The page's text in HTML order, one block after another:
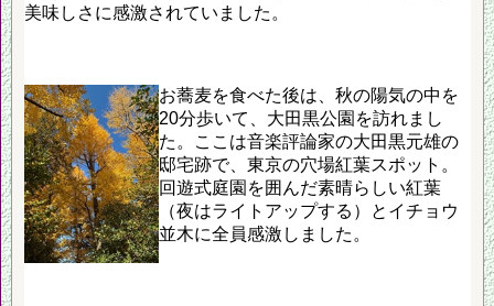
美味しさに感激されていました。
お蕎麦を食べた後は、秋の陽気の中を
20分歩いて、大田黒公園を訪れまし
た。ここは音楽評論家の大田黒元雄の
邸宅跡で、東京の穴場紅葉スポット。
回遊式庭園を囲んだ素晴らしい紅葉
（夜はライトアップする）とイチョウ
並木に全員感激しました。